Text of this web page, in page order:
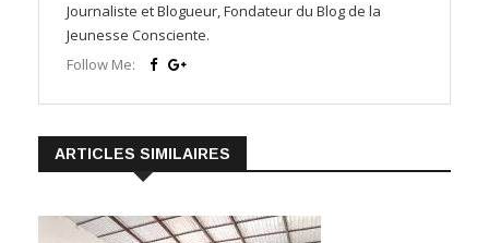
Journaliste et Blogueur, Fondateur du Blog de la
Jeunesse Consciente.
Follow Me:
ARTICLES SIMILAIRES